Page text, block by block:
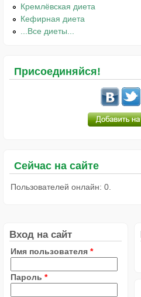
Кремлёвская диета
Кефирная диета
...Все диеты...
Присоединяйся!
Сейчас на сайте
Пользователей онлайн: 0.
Вход на сайт
Имя пользователя *
Пароль *